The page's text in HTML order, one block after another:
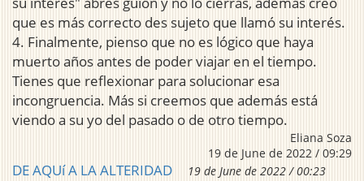
que es más correcto des sujeto que llamó su interés.
4. Finalmente, pienso que no es lógico que haya
muerto años antes de poder viajar en el tiempo.
Tienes que reflexionar para solucionar esa
incongruencia. Más si creemos que además está
viendo a su yo del pasado o de otro tiempo.
Eliana Soza
19 de June de 2022 / 09:29
DE AQUí A LA ALTERIDAD
19 de June de 2022 / 00:23